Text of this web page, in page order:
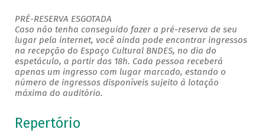
PRÉ-RESERVA ESGOTADA
Caso não tenha conseguido fazer a pré-reserva de seu
lugar pela internet, você ainda pode encontrar ingressos
na recepção do Espaço Cultural BNDES, no dia do
espetáculo, a partir das 18h. Cada pessoa receberá
apenas um ingresso com lugar marcado, estando o
número de ingressos disponíveis sujeito à lotação
máxima do auditório.
Repertório